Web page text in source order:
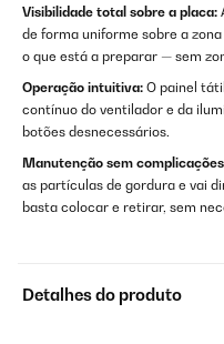
Visibilidade total sobre a placa:
de forma uniforme sobre a
o que está a preparar — sem
Operação intuitiva: O painel
contínuo do ventilador e da
botões desnecessários.
Manutenção sem
as partículas de gordura e vai
basta colocar e retirar, sem
Detalhes do produto